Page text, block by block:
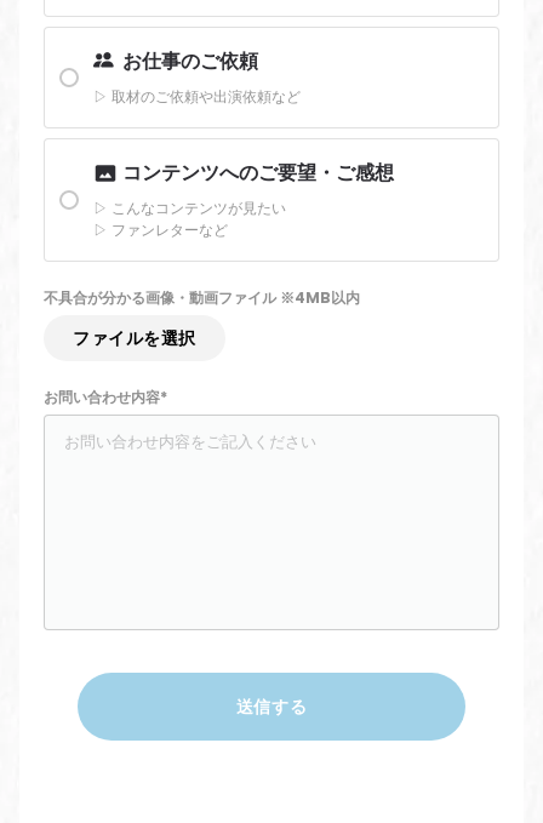
お仕事のご依頼
▷ 取材のご依頼や出演依頼など
コンテンツへのご要望・ご感想
▷ こんなコンテンツが見たい
▷ ファンレターなど
不具合が分かる画像・動画ファイル ※4MB以内
ファイルを選択
お問い合わせ内容*
送信する